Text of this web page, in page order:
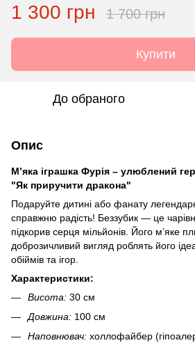
1 300 грн 1 700 грн
Купити
До обраного
Опис
М’яка іграшка Фурія – улюблений
"Як приручити дракона"
Подаруйте дитині або фанату
справжню радість! Беззубик — це
підкорив серця мільйонів. Його м’яке
доброзичливий вигляд роблять його
обіймів та ігор.
Характеристики:
Висота: 30 см
Довжина: 100 см
Наповнювач: холлофайбер